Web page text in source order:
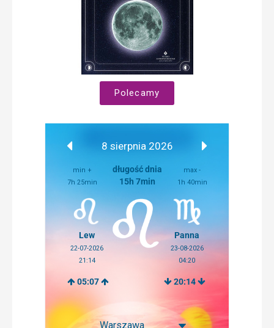
Polecamy
8 sierpnia 2026
min +
7h 25min
długość dnia
15h 7min
max -
1h 40min
Lew
22-07-2026
21:14
Panna
23-08-2026
04:20
05:07 20:14